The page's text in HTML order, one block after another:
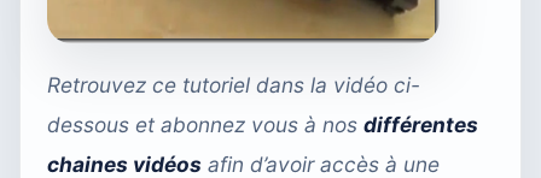
Retrouvez ce tutoriel dans la vidéo ci-
dessous et abonnez vous à nos différentes
chaines vidéos afin d’avoir accès à une